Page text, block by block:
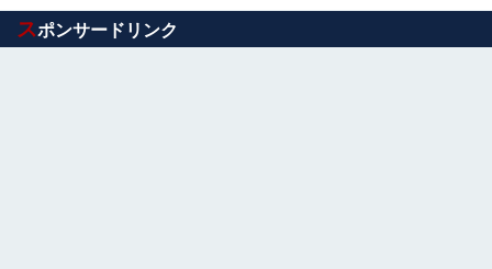
Powered by livedoor 相互RSS
スポンサードリンク